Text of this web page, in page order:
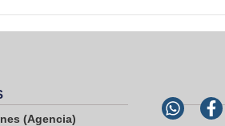
(Agencia)